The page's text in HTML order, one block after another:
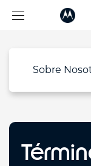
Sobre